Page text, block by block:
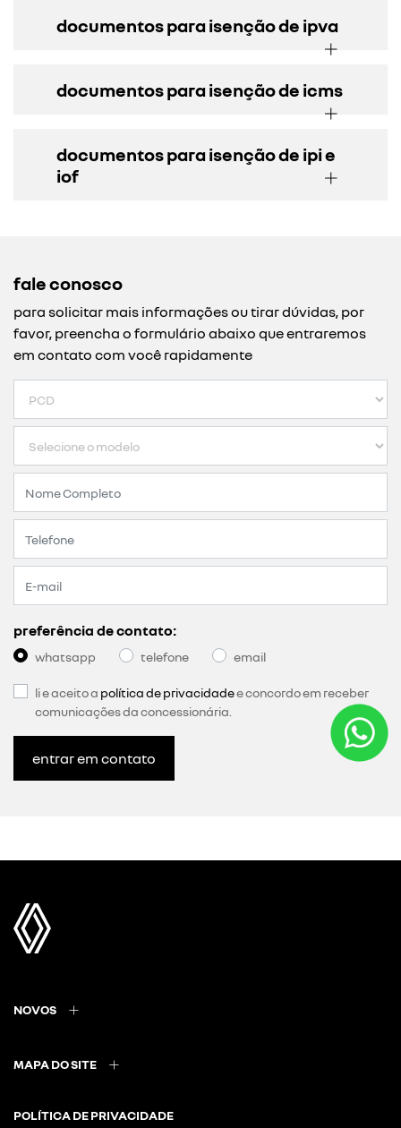
documentos para isenção de ipva
documentos para isenção de icms
documentos para isenção de ipi e
iof
fale conosco
para solicitar mais informações ou tirar dúvidas, por
favor, preencha o formulário abaixo que entraremos
em contato com você rapidamente
preferência de contato:
whatsapp telefone email
li e aceito a política de privacidadee concordo em receber
comunicações da concessionária.
entrar em contato
NOVOS
MAPA DO SITE
POLÍTICA DE PRIVACIDADE